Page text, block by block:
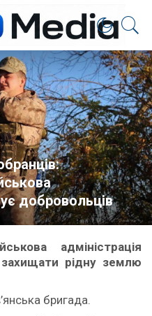
добровольців
адміністрація
рідну землю
бригада.